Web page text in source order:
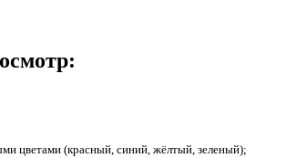
цветами (красный, синий, жёлтый, зеленый);